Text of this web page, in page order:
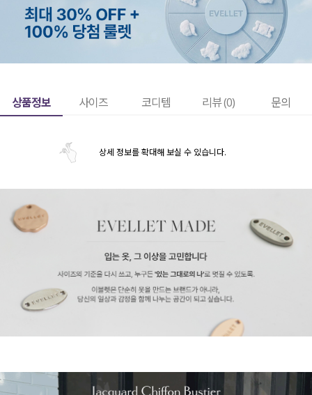
상품정보 사이즈 코디템 리뷰 (0) 문의
상세 정보를 확대해 보실 수 있습니다.